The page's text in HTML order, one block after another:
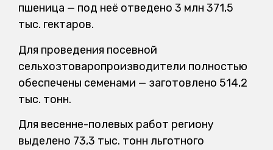
пшеница — под неё отведено 3 млн 371,5
тыс. гектаров.
Для проведения посевной
сельхозтоваропроизводители полностью
обеспечены семенами — заготовлено 514,2
тыс. тонн.
Для весенне-полевых работ региону
выделено 73,3 тыс. тонн льготного